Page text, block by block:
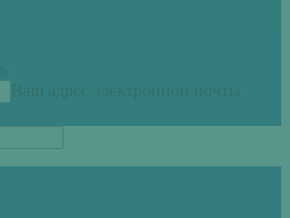
Ваш адрес электронной почты